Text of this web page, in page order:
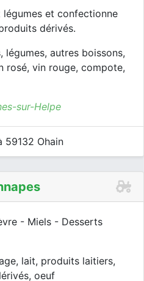
et confectionne
dérivés.
légumes, autres boissons,
rosé, vin rouge, compote,
sur-Helpe
59132 Ohain
- Miels - Desserts
lait, produits laitiers,
oeuf